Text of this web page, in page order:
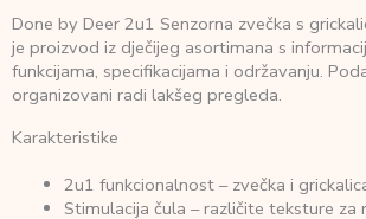
Done by Deer 2u1 Senzorna zvečka s
je proizvod iz dječijeg asortimana s
funkcijama, specifikacijama i održavanju.
organizovani radi lakšeg pregleda.
Karakteristike
2u1 funkcionalnost – zvečka i
Stimulacija čula – različite teksture za